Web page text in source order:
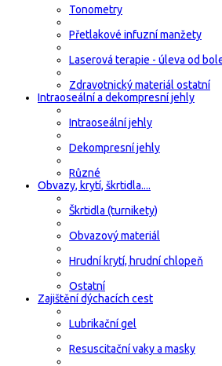
Tonometry
Přetlakové infuzní manžety
Laserová terapie - úleva od
Zdravotnický materiál ostatní
Intraoseální a dekompresní jehly
Intraoseální jehly
Dekompresní jehly
Různé
Obvazy, krytí, škrtidla....
Škrtidla (turnikety)
Obvazový materiál
Hrudní krytí, hrudní chlopeň
Ostatní
Zajištění dýchacích cest
Lubrikační gel
Resuscitační vaky a masky